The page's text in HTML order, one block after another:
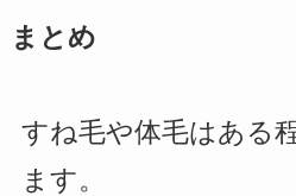
まとめ
すね毛や体毛はある
ます。